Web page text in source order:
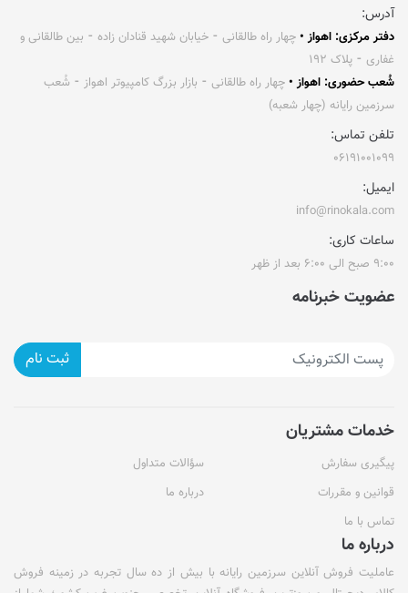
آدرس:
دفتر مرکزی: اهواز • چهار راه طالقانی ⁃ خیابان شهید قنادان زاده ⁃ بین طالقانی و
غفاری ⁃ پلاک ۱۹۲
شُعب حضوری: اهواز • چهار راه طالقانی ⁃ بازار بزرگ کامپیوتر اهواز ⁃ شُعب
سرزمین رایانه (چهار شعبه)
تلفن تماس:
۰۶۱۹۱۰۰۱۰۹۹
ایمیل:
info@rinokala.com
ساعات کاری:
۹:۰۰ صبح الی ۶:۰۰ بعد از ظهر
عضویت خبرنامه
ثبت نام
خدمات مشتریان
پیگیری سفارش
سؤالات متداول
قوانین و مقررات
درباره ما
تماس با ما
درباره ما
عاملیت فروش آنلاین سرزمین رایانه با بیش از ده سال تجربه در زمینه فروش